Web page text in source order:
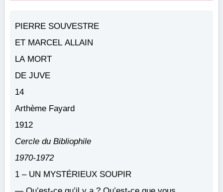
PIERRE SOUVESTRE
ET MARCEL ALLAIN
LA MORT
DE JUVE
14
Arthème Fayard
1912
Cercle du Bibliophile
1970-1972
1 – UN MYSTÉRIEUX SOUPIR